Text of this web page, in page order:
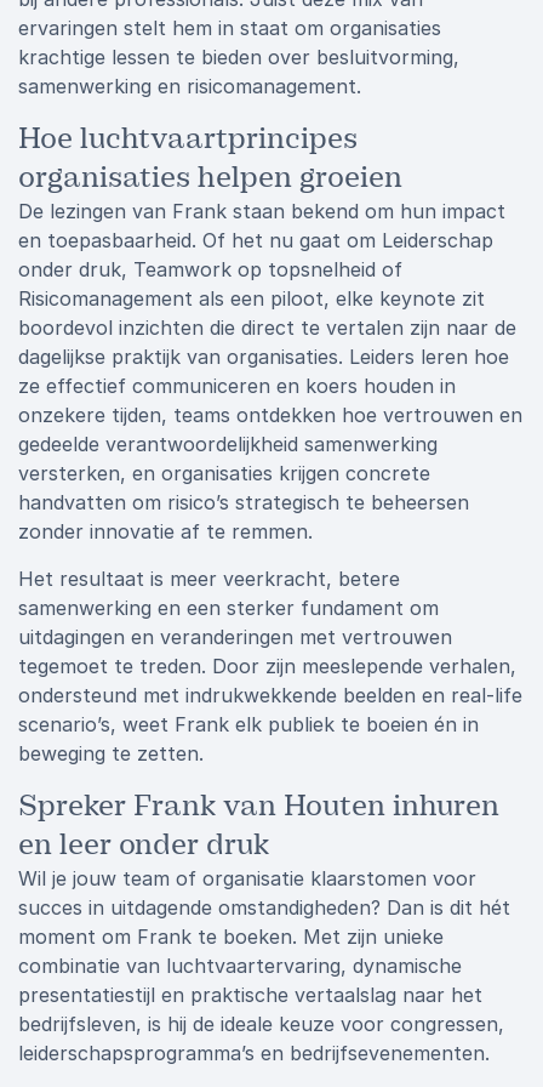
ervaringen stelt hem in staat om organisaties
krachtige lessen te bieden over besluitvorming,
samenwerking en risicomanagement.
Hoe luchtvaartprincipes
organisaties helpen groeien
De lezingen van Frank staan bekend om hun impact
en toepasbaarheid. Of het nu gaat om Leiderschap
onder druk, Teamwork op topsnelheid of
Risicomanagement als een piloot, elke keynote zit
boordevol inzichten die direct te vertalen zijn naar de
dagelijkse praktijk van organisaties. Leiders leren hoe
ze effectief communiceren en koers houden in
onzekere tijden, teams ontdekken hoe vertrouwen en
gedeelde verantwoordelijkheid samenwerking
versterken, en organisaties krijgen concrete
handvatten om risico’s strategisch te beheersen
zonder innovatie af te remmen.
Het resultaat is meer veerkracht, betere
samenwerking en een sterker fundament om
uitdagingen en veranderingen met vertrouwen
tegemoet te treden. Door zijn meeslepende verhalen,
ondersteund met indrukwekkende beelden en real-life
scenario’s, weet Frank elk publiek te boeien én in
beweging te zetten.
Spreker Frank van Houten inhuren
en leer onder druk
Wil je jouw team of organisatie klaarstomen voor
succes in uitdagende omstandigheden? Dan is dit hét
moment om Frank te boeken. Met zijn unieke
combinatie van luchtvaartervaring, dynamische
presentatiestijl en praktische vertaalslag naar het
bedrijfsleven, is hij de ideale keuze voor congressen,
leiderschapsprogramma’s en bedrijfsevenementen.